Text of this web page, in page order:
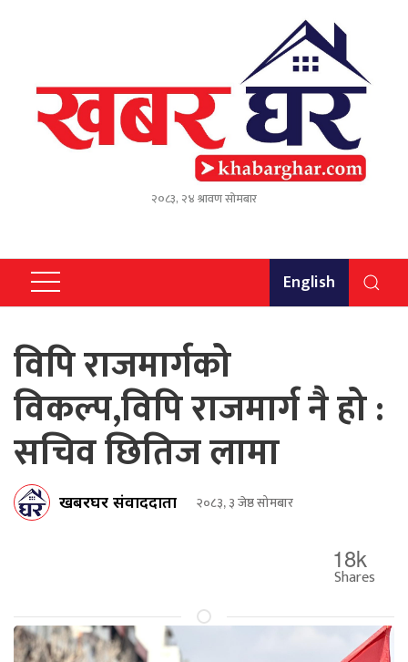
२०८३, २४ श्रावण सोमबार
English
विपि राजमार्गको
विकल्प,विपि राजमार्ग नै हो :
सचिव छितिज लामा
खबरघर संवाददाता २०८३, ३ जेष्ठ सोमबार
18k
Shares